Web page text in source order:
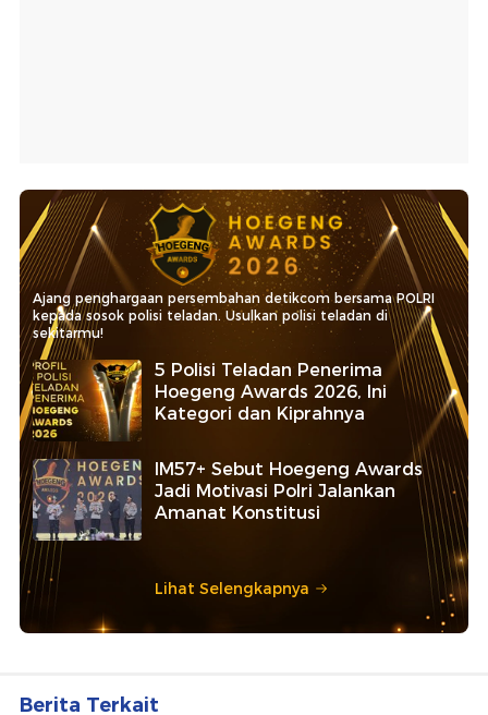
Ajang penghargaan persembahan detikcom bersama POLRI
kepada sosok polisi teladan. Usulkan polisi teladan di
sekitarmu!
5 Polisi Teladan Penerima
Hoegeng Awards 2026, Ini
Kategori dan Kiprahnya
IM57+ Sebut Hoegeng Awards
Jadi Motivasi Polri Jalankan
Amanat Konstitusi
Lihat Selengkapnya
Berita Terkait